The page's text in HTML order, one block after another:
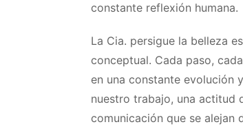
constante reflexión humana.
La Cia. persigue la belleza
conceptual. Cada paso,
en una constante evolución
nuestro trabajo, una actitud
comunicación que se alejan